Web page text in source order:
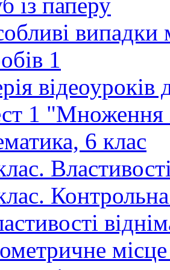
випадки
1
відеоуроків
1 "Множення
6 клас